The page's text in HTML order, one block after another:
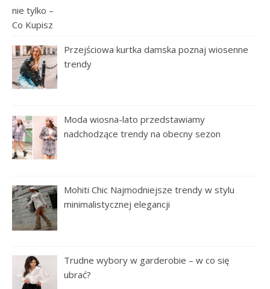
Przejściowa kurtka damska poznaj wiosenne
trendy
Moda wiosna-lato przedstawiamy
nadchodzące trendy na obecny sezon
Mohiti Chic Najmodniejsze trendy w stylu
minimalistycznej elegancji
Trudne wybory w garderobie – w co się
ubrać?